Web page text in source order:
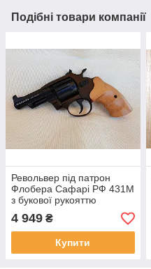
Подібні товари компанії
Револьвер під патрон
Флобера Сафарі РФ 431М
з букової рукояттю
4 949 ₴
Купити